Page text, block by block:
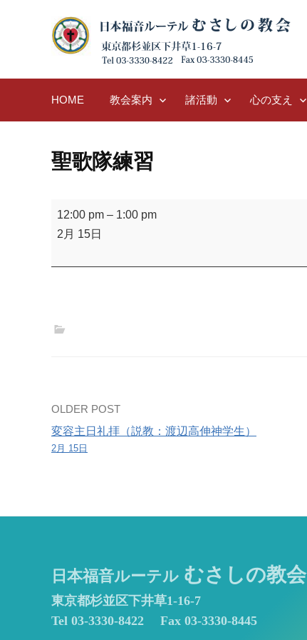
HOME 教会案内 諸活動 心の支え
聖歌隊練習
聖
歌
練
12:00 pm – 1:00 pm
2月 15日
Post
navigation
OLDER POST
変容主日礼拝（説教：渡辺高伸神学生）
2月 15日
日本福音ルーテル むさしの教会
東京都杉並区下井草1-16-7
Tel 03-3330-8422
Fax 03-3330-8445